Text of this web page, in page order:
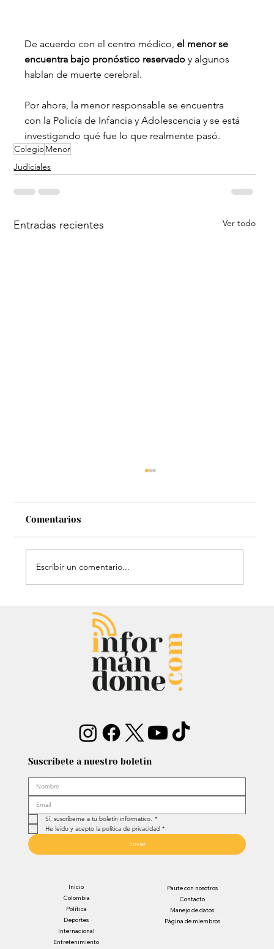
De acuerdo con el centro médico, el menor se
encuentra bajo pronóstico reservado y algunos
hablan de muerte cerebral.
Por ahora, la menor responsable se encuentra
con la Policía de Infancia y Adolescencia y se está
investigando qué fue lo que realmente pasó.
ColegioMenor
Judiciales
Entradas recientes Ver todo
David Murcia denuncia a Abelardo de
la Espriella por presuntas faltas
cuando fue su abogado
Comentarios
Escribir un comentario...
Suscríbete a nuestro boletín
Sí, suscríbeme a tu boletín informativo. *
He leído y acepto la política de privacidad *
Enviar
Inicio
Colombia
Política
Deportes
Internacional
Entretenimiento
Paute con nosotros
Contacto
Manejo de datos
Página de miembros